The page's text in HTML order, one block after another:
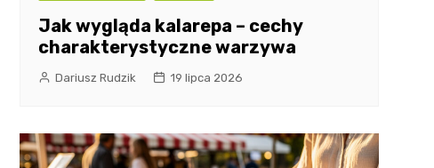
Jak wygląda kalarepa – cechy
charakterystyczne warzywa
Dariusz Rudzik 19 lipca 2026